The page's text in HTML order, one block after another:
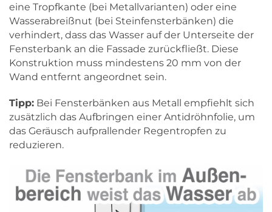
eine Tropfkante (bei Metallvarianten) oder eine
Wasserabreißnut (bei Steinfensterbänken) die
verhindert, dass das Wasser auf der Unterseite der
Fensterbank an die Fassade zurückfließt. Diese
Konstruktion muss mindestens 20 mm von der
Wand entfernt angeordnet sein.
Tipp: Bei Fensterbänken aus Metall empfiehlt sich
zusätzlich das Aufbringen einer Antidröhnfolie, um
das Geräusch aufprallender Regentropfen zu
reduzieren.